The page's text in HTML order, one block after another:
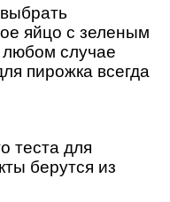
яйцо с зеленым
случае
пирожка всегда
теста для
берутся из